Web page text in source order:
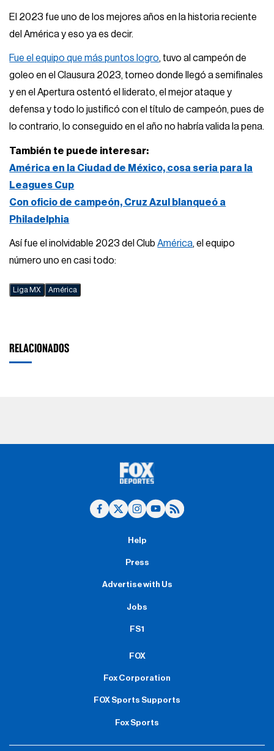
El 2023 fue uno de los mejores años en la historia reciente
del América y eso ya es decir.
Fue el equipo que más puntos logro, tuvo al campeón de
goleo en el Clausura 2023, torneo donde llegó a semifinales
y en el Apertura ostentó el liderato, el mejor ataque y
defensa y todo lo justificó con el título de campeón, pues de
lo contrario, lo conseguido en el año no habría valida la pena.
También te puede interesar:
América en la Ciudad de México, cosa seria para la
Leagues Cup
Con oficio de campeón, Cruz Azul blanqueó a
Philadelphia
Así fue el inolvidable 2023 del ClubAmérica, el equipo
número uno en casi todo:
Liga MX América
RELACIONADOS
Help
Press
Advertise with Us
Jobs
FS1
FOX
Fox Corporation
FOX Sports Supports
Fox Sports